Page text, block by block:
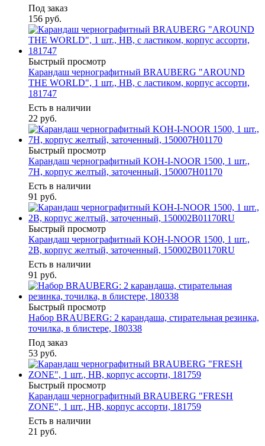
Под заказ
156 руб.
Быстрый просмотр
Карандаш чернографитный BRAUBERG "AROUND
THE WORLD", 1 шт., HB, с ластиком, корпус ассорти,
181747
Есть в наличии
22 руб.
Быстрый просмотр
Карандаш чернографитный KOH-I-NOOR 1500, 1 шт.,
7H, корпус желтый, заточенный, 150007H01170
Есть в наличии
91 руб.
Быстрый просмотр
Карандаш чернографитный KOH-I-NOOR 1500, 1 шт.,
2B, корпус желтый, заточенный, 150002B01170RU
Есть в наличии
91 руб.
Быстрый просмотр
Набор BRAUBERG: 2 карандаша, стирательная резинка,
точилка, в блистере, 180338
Под заказ
53 руб.
Быстрый просмотр
Карандаш чернографитный BRAUBERG "FRESH
ZONE", 1 шт., HB, корпус ассорти, 181759
Есть в наличии
21 руб.